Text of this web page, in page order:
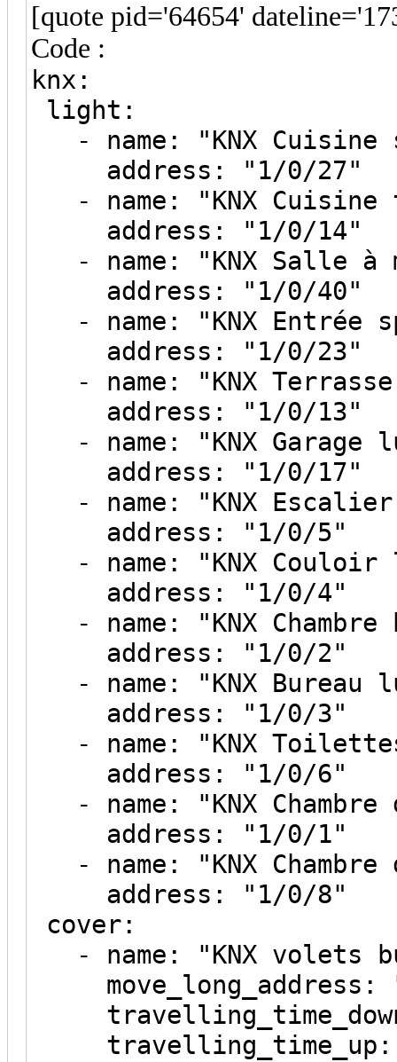
[quote pid='64654'
Code :
knx:
light:
- name: "KNX Cuisine
address: "1/0/27"
- name: "KNX Cuisine
address: "1/0/14"
- name: "KNX Salle à
address: "1/0/40"
- name: "KNX Entrée
address: "1/0/23"
- name: "KNX
address: "1/0/13"
- name: "KNX Garage
address: "1/0/17"
- name: "KNX
address: "1/0/5"
- name: "KNX Couloir
address: "1/0/4"
- name: "KNX Chambre
address: "1/0/2"
- name: "KNX Bureau
address: "1/0/3"
- name: "KNX
address: "1/0/6"
- name: "KNX
address: "1/0/1"
- name: "KNX
address: "1/0/8"
cover:
- name: "KNX volets
move_long_address:
travelling_time_up: